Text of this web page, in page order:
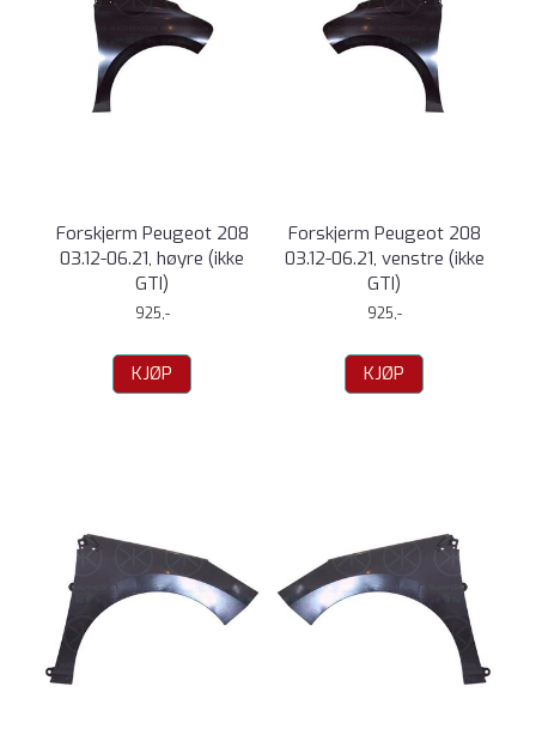
Forskjerm Peugeot 208
03.12-06.21, høyre (ikke
GTI)
925,-
KJØP
Forskjerm Peugeot 208
03.12-06.21, venstre (ikke
GTI)
925,-
KJØP